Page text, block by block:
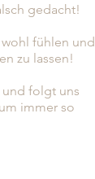
gedacht!
fühlen und
zu lassen!
und folgt uns
immer so